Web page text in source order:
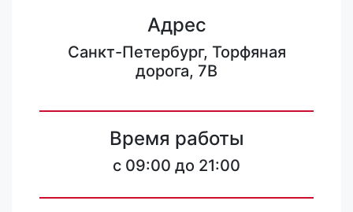
Адрес
Санкт-Петербург, Торфяная
дорога, 7В
Время работы
c 09:00 до 21:00